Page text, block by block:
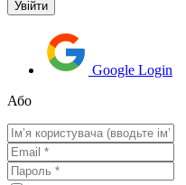
Google Login
Або